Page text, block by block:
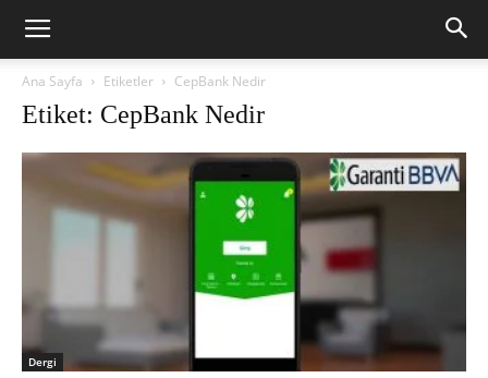
Ana Sayfa Etiketler CepBank Nedir
Etiket: CepBank Nedir
Dergi